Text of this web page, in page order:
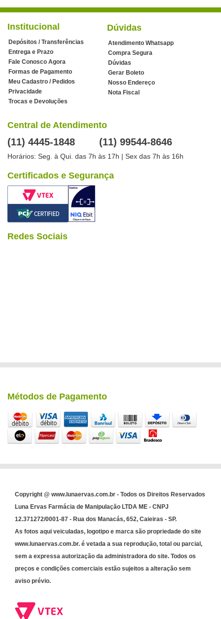
Institucional
Depósitos / Transferências
Entrega e Prazo
Fale Conosco Agora
Formas de Pagamento
Meu Cadastro / Pedidos
Privacidade
Trocas e Devoluções
Dúvidas
Atendimento Whatsapp
Compra Segura
Dúvidas
Gerar Boleto
Nosso Endereço
Nota Fiscal
Central de Atendimento
(11) 4445-1848 (11) 99544-8646
Horários: Seg. à Qui. das 7h às 17h | Sex das 7h às 16h
Certificados e Segurança
Redes Sociais
Métodos de Pagamento
Copyright @ www.lunaervas.com.br - Todos os Direitos Reservados
Luna Ervas Farmácia de Manipulação LTDA ME - CNPJ
12.371272/0001-87 - Rua dos Manacás, 652, Caieiras - SP.
As fotos aqui veiculadas, logotipo e marca são propriedade do site
www.lunaervas.com.br. é vetada a sua reprodução, total ou parcial,
sem a expressa autorização da administradora do site. Todos os
preços e condições comerciais estão sujeitos a alteração sem
aviso prévio.